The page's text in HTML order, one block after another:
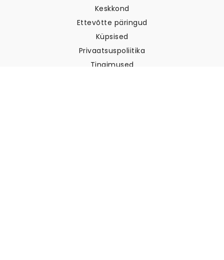
Keskkond
Ettevõtte päringud
Küpsised
Privaatsuspoliitika
Tingimused